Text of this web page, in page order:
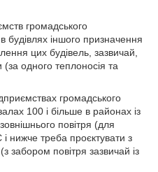
громадського
іншого призначення
цих будівель, зазвичай,
одного теплоносія та
громадського
100 і більше в районах із
повітря (для
нижче треба проєктувати з
забором повітря зазвичай із